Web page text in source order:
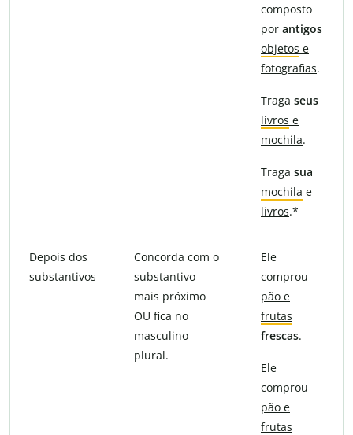
composto
por antigos
objetos e
fotografias.
Traga seus
livros e
mochila.
Traga sua
mochila e
livros.*
Depois dos
substantivos
Concorda com o
substantivo
mais próximo
OU fica no
masculino
plural.
Ele
comprou
pão e
frutas
frescas.
Ele
comprou
pão e
frutas